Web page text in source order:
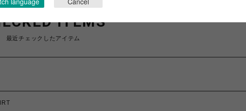
ITEMS
最近チェックしたアイテム